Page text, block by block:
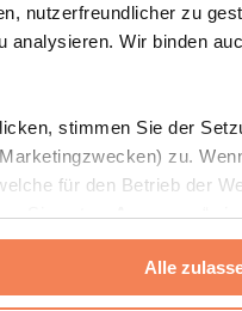
nutzerfreundlicher zu
analysieren. Wir binden
stimmen Sie der
zu.
für den Betrieb der
Sie unter „Anpassen“
Ihrer Daten
Alle
Zubehör